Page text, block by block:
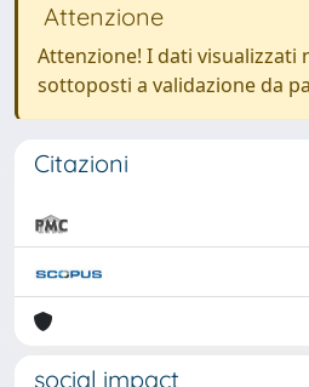
Attenzione
Attenzione! I dati visualizzati
sottoposti a validazione da
Citazioni
social impact